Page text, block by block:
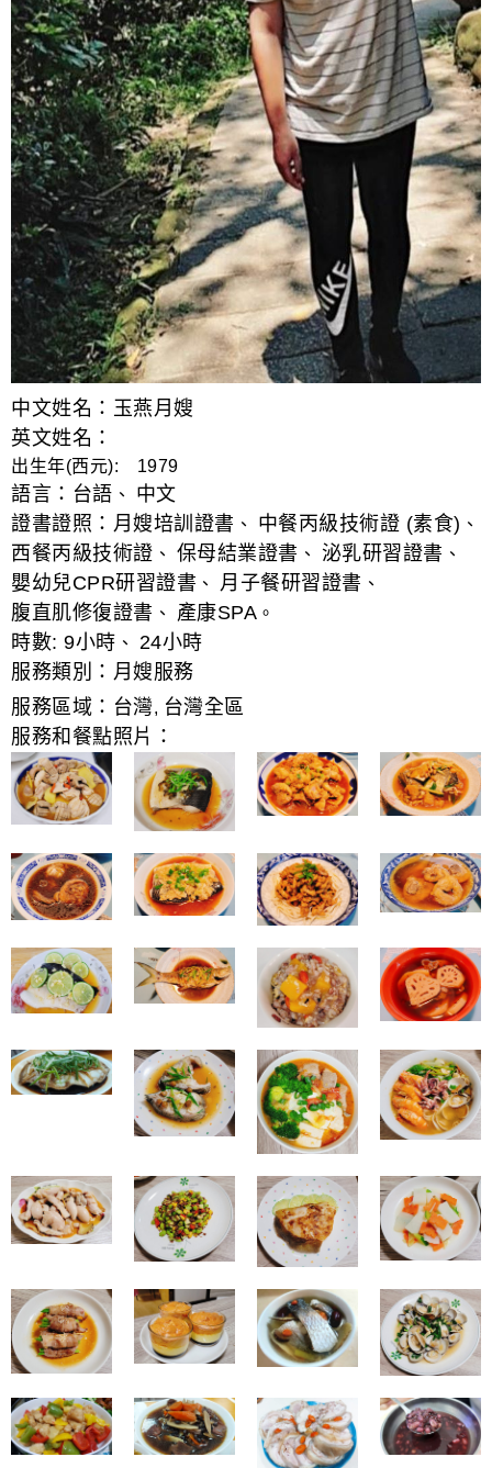
中文姓名：玉燕月嫂
英文姓名：
出生年(西元): 1979
語言： 台語 、
中文
證書證照： 月嫂培訓證書 、 中餐丙級技術證 (素食) 、
西餐丙級技術證 、 保母結業證書 、 泌乳研習證書 、
嬰幼兒CPR研習證書 、 月子餐研習證書 、
腹直肌修復證書 、 產康SPA 。
時數: 9小時 、
24小時
服務類別： 月嫂服務
服務區域： 台灣, 台灣全區
服務和餐點照片：